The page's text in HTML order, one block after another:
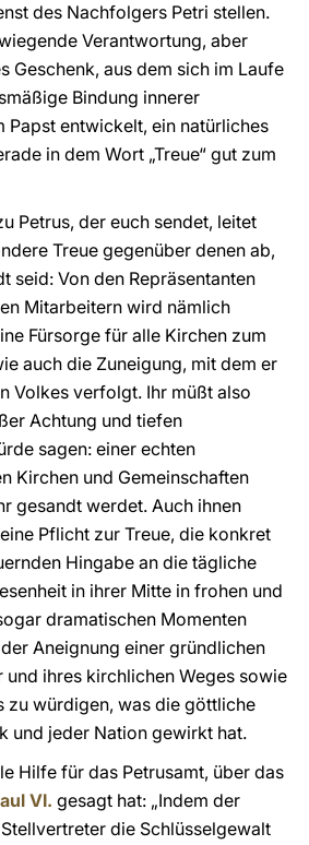
des Nachfolgers Petri stellen.
Verantwortung, aber
Geschenk, aus dem sich im Laufe
Bindung innerer
Papst entwickelt, ein natürliches
in dem Wort „Treue“ gut zum
Petrus, der euch sendet, leitet
Treue gegenüber denen ab,
seid: Von den Repräsentanten
Mitarbeitern wird nämlich
Fürsorge für alle Kirchen zum
auch die Zuneigung, mit dem er
Volkes verfolgt. Ihr müßt also
Achtung und tiefen
sagen: einer echten
Kirchen und Gemeinschaften
gesandt werdet. Auch ihnen
Pflicht zur Treue, die konkret
Hingabe an die tägliche
in ihrer Mitte in frohen und
dramatischen Momenten
Aneignung einer gründlichen
und ihres kirchlichen Weges sowie
zu würdigen, was die göttliche
und jeder Nation gewirkt hat.
Hilfe für das Petrusamt, über das
VI. gesagt hat: „Indem der
die Schlüsselgewalt